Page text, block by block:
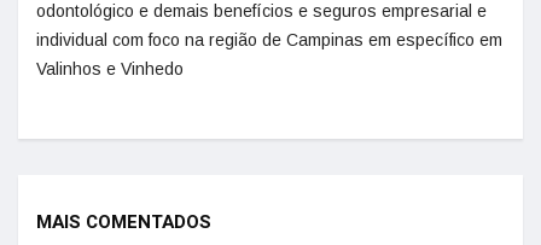
odontológico e demais benefícios e seguros empresarial e
individual com foco na região de Campinas em específico em
Valinhos e Vinhedo
MAIS COMENTADOS